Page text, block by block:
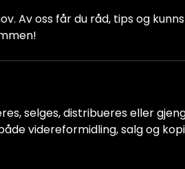
Av oss får du råd, tips og
selges, distribueres eller
videreformidling, salg og